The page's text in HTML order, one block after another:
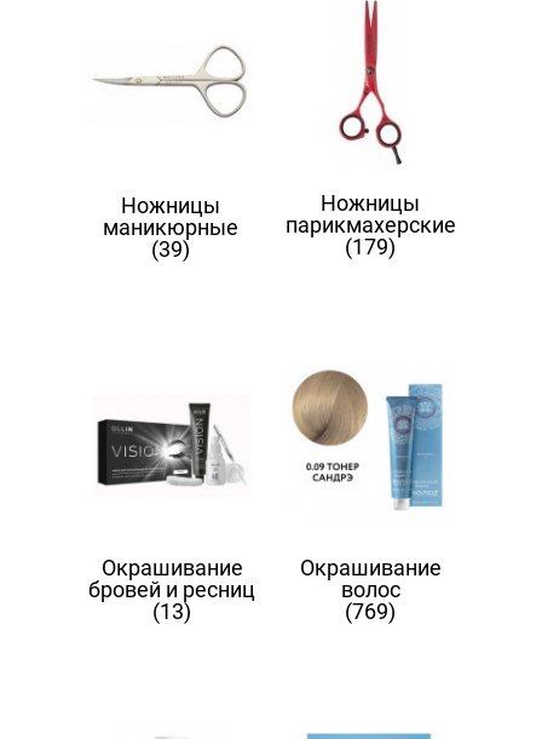
Ножницы
маникюрные
(39)
Ножницы
парикмахерские
(179)
Окрашивание
бровей и ресниц
(13)
Окрашивание
волос
(769)